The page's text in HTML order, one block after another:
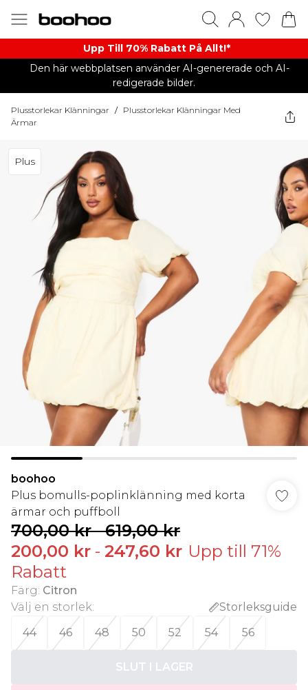
Upp Till 70% Rabatt På Allt!*
Den här webbplatsen använder AI-genererade och AI-
redigerade bilder.
Plusstorlekar Klänningar / Plusstorlekar Klänningar Med
Ärmar
Plus
boohoo
Plus bomulls-poplinklänning med korta
ärmar och puffboll
700,00 kr-619,00 kr
200,00 kr - 247,60 kr Upp till 71%
Rabatt
Färg: Citron
Välj en storlek:
Storleksguide
44
46 48 50 52 54 56
SLUT I LAGER